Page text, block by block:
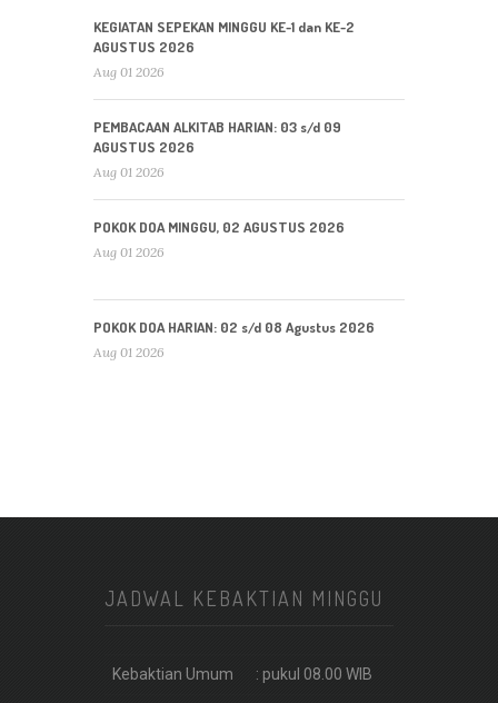
KEGIATAN SEPEKAN MINGGU KE-1 dan KE-2
AGUSTUS 2026
Aug 01 2026
PEMBACAAN ALKITAB HARIAN: 03 s/d 09
AGUSTUS 2026
Aug 01 2026
POKOK DOA MINGGU, 02 AGUSTUS 2026
Aug 01 2026
POKOK DOA HARIAN: 02 s/d 08 Agustus 2026
Aug 01 2026
JADWAL KEBAKTIAN MINGGU
Kebaktian Umum : pukul 08.00 WIB